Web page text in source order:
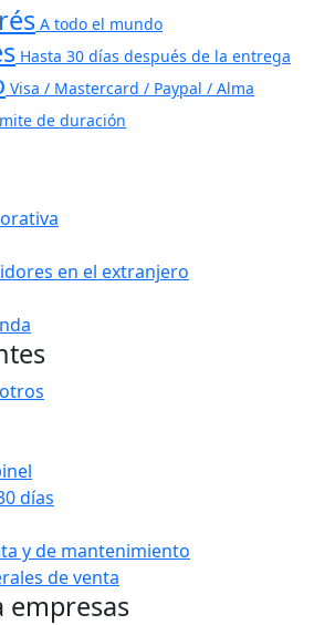
A todo el mundo
Hasta 30 días después de la entrega
Visa / Mastercard / Paypal / Alma
de duración
en el extranjero
días
y de mantenimiento
de venta
empresas